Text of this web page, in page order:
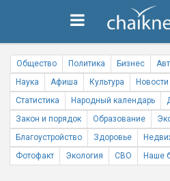
Общество Политика Бизнес
Наука
Афиша Культура
Статистика
Народный календарь
Закон и порядок
Образование
Благоустройство
Здоровье
Фотофакт
Экология СВО Наше